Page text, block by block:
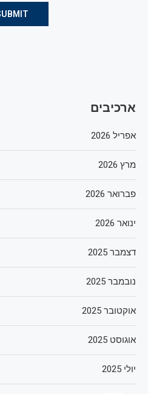
ארכיבים
אפריל 2026
מרץ 2026
פברואר 2026
ינואר 2026
דצמבר 2025
נובמבר 2025
אוקטובר 2025
אוגוסט 2025
יולי 2025